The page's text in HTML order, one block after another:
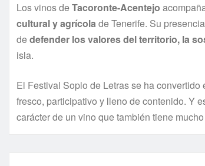
Los vinos deTacoronte-Acentejo
cultural y agrícolade Tenerife. Su
dedefender los valores del territorio, la
isla.
El Festival Soplo de Letras se ha convertido
fresco, participativo y lleno de contenido. Y
carácter de un vino que también tiene